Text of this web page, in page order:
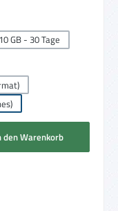
10 GB - 30 Tage
benutze die Schaltflächen um
den Warenkorb